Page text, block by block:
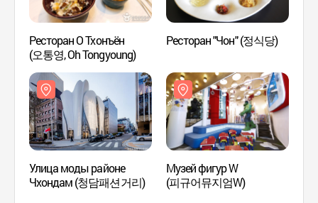
Ресторан О Тхонъён
(오통영, Oh Tongyoung)
Ресторан "Чон" (정식당)
Улица моды районе
Чхондам (청담패션거리)
Музей фигур W
(피규어뮤지엄W)